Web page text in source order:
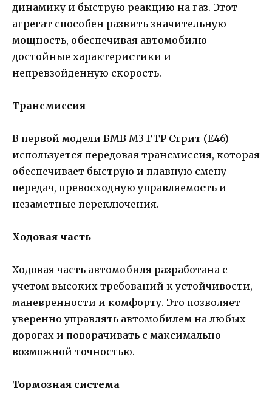
динамику и быструю реакцию на газ. Этот
агрегат способен развить значительную
мощность, обеспечивая автомобилю
достойные характеристики и
непревзойденную скорость.
Трансмиссия
В первой модели БМВ М3 ГТР Стрит (Е46)
используется передовая трансмиссия, которая
обеспечивает быструю и плавную смену
передач, превосходную управляемость и
незаметные переключения.
Ходовая часть
Ходовая часть автомобиля разработана с
учетом высоких требований к устойчивости,
маневренности и комфорту. Это позволяет
уверенно управлять автомобилем на любых
дорогах и поворачивать с максимально
возможной точностью.
Тормозная система